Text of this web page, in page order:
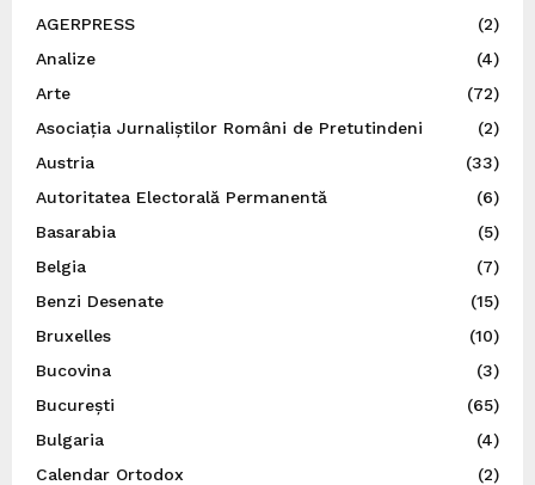
AGERPRESS
(2)
Analize
(4)
Arte
(72)
Asociația Jurnaliștilor Români de Pretutindeni
(2)
Austria
(33)
Autoritatea Electorală Permanentă
(6)
Basarabia
(5)
Belgia
(7)
Benzi Desenate
(15)
Bruxelles
(10)
Bucovina
(3)
București
(65)
Bulgaria
(4)
Calendar Ortodox
(2)